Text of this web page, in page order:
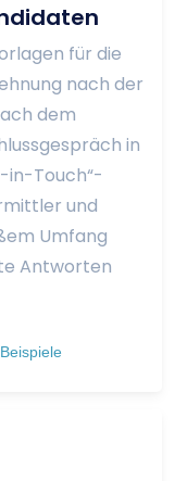
für die
nach der
dem
in
in-Touch“-
und
Umfang
Antworten